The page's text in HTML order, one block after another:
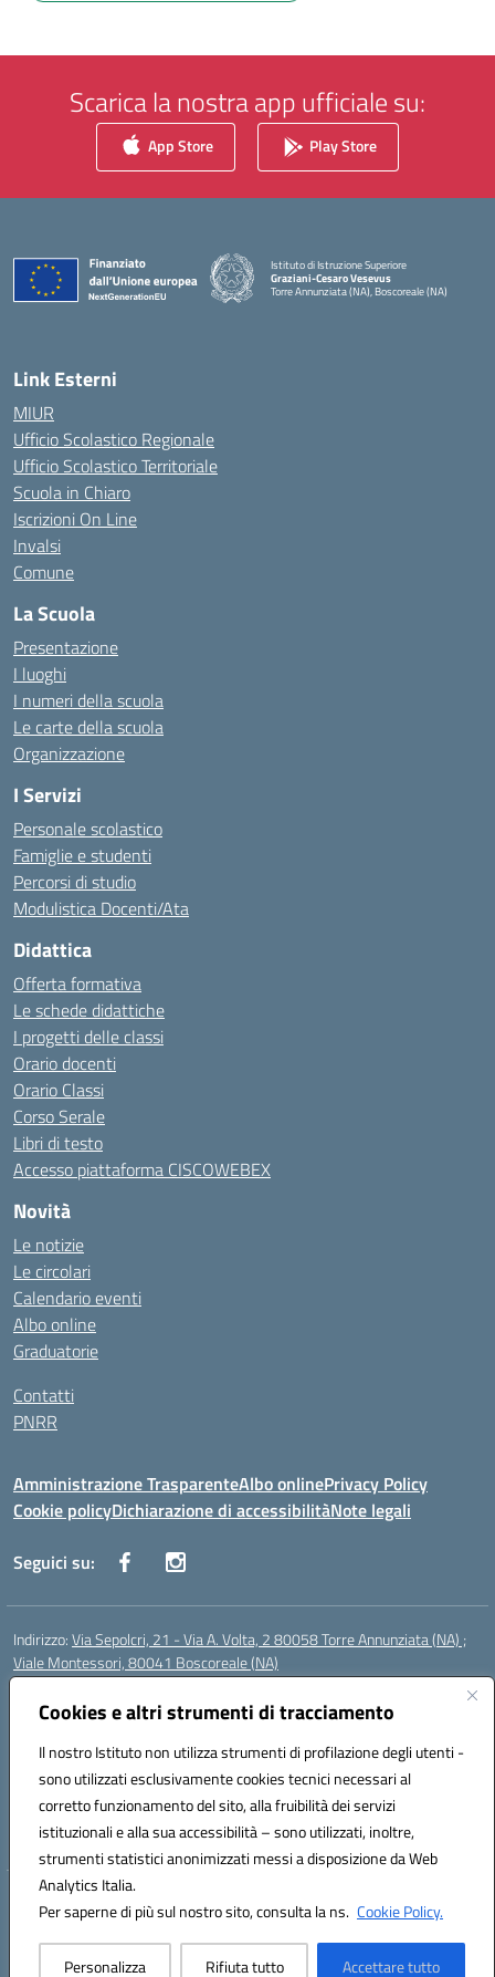
Cookies e altri strumenti di tracciamento
Il nostro Istituto non utilizza strumenti di profilazione degli utenti -
sono utilizzati esclusivamente cookies tecnici necessari al
corretto funzionamento del sito, alla fruibilità dei servizi
istituzionali e alla sua accessibilità – sono utilizzati, inoltre,
strumenti statistici anonimizzati messi a disposizione da Web
Analytics Italia.
Per saperne di più sul nostro sito, consulta la ns. Cookie Policy.
Personalizza Rifiuta tutto Accettare tutto
Scarica la nostra app ufficiale su:
App Store Play Store
Istituto di Istruzione Superiore
Graziani-Cesaro Vesevus
Torre Annunziata (NA), Boscoreale (NA)
Link Esterni
MIUR
Ufficio Scolastico Regionale
Ufficio Scolastico Territoriale
Scuola in Chiaro
Iscrizioni On Line
Invalsi
Comune
La Scuola
Presentazione
I luoghi
I numeri della scuola
Le carte della scuola
Organizzazione
I Servizi
Personale scolastico
Famiglie e studenti
Percorsi di studio
Modulistica Docenti/Ata
Didattica
Offerta formativa
Le schede didattiche
I progetti delle classi
Orario docenti
Orario Classi
Corso Serale
Libri di testo
Accesso piattaforma CISCOWEBEX
Novità
Le notizie
Le circolari
Calendario eventi
Albo online
Graduatorie
Contatti
PNRR
Amministrazione TrasparenteAlbo onlinePrivacy Policy
Cookie policyDichiarazione di accessibilitàNote legali
Seguici su:
Indirizzo:Via Sepolcri, 21 - Via A. Volta, 2 80058 Torre Annunziata (NA) ;
Viale Montessori, 80041 Boscoreale (NA)
Centralino:
Posta elettronica certificata (PEC):nais04100b@pec.istruzione.it
Codice fiscale: 82008750638
Codice meccanografico:NAIS04100B
Codice Indice delle Pubbliche Amministrazioni (IPA): istsc_nais04100b
Codice unico di fatturazione (CUF): UFELOU
Hosting & Powered by 3D Solution S.r.l.
Concept & Design by Designers Italia